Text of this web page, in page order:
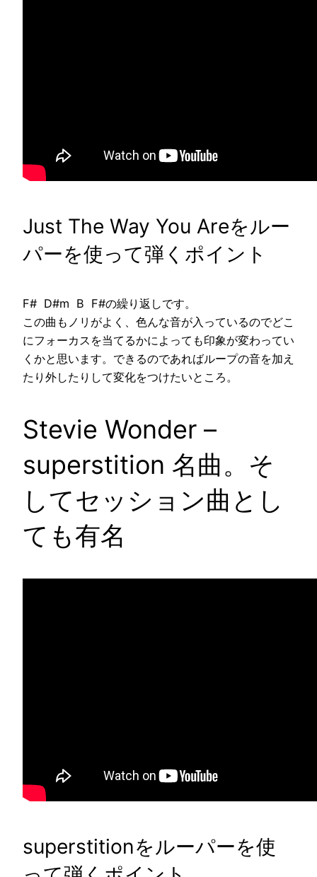
Just The Way You Areをルー
パーを使って弾くポイント
F# D#m B F#の繰り返しです。
この曲もノリがよく、色んな音が入っているのでどこ
にフォーカスを当てるかによっても印象が変わってい
くかと思います。できるのであればループの音を加え
たり外したりして変化をつけたいところ。
Stevie Wonder –
superstition 名曲。そ
してセッション曲とし
ても有名
superstitionをルーパーを使